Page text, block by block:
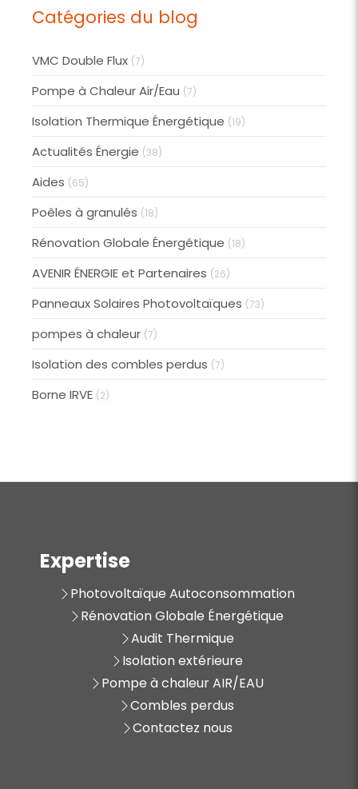
Catégories du blog
VMC Double Flux (7)
Pompe à Chaleur Air/Eau (7)
Isolation Thermique Énergétique (19)
Actualités Énergie (38)
Aides (65)
Poêles à granulés (18)
Rénovation Globale Énergétique (18)
AVENIR ÉNERGIE et Partenaires (26)
Panneaux Solaires Photovoltaïques (73)
pompes à chaleur (7)
Isolation des combles perdus (7)
Borne IRVE (2)
Expertise
Photovoltaïque Autoconsommation
Rénovation Globale Énergétique
Audit Thermique
Isolation extérieure
Pompe à chaleur AIR/EAU
Combles perdus
Contactez nous